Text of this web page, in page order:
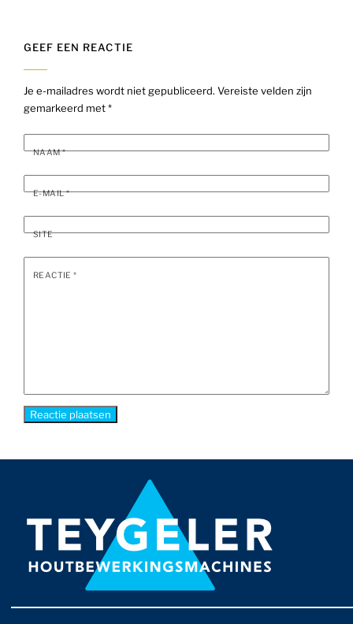
GEEF EEN REACTIE
Je e-mailadres wordt niet gepubliceerd. Vereiste velden zijn
gemarkeerd met*
NAAM*
E-MAIL*
SITE
REACTIE*